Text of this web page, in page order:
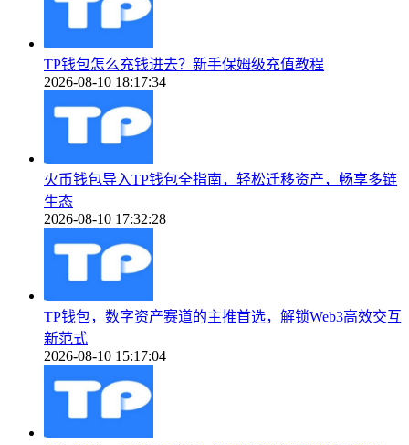
TP钱包怎么充钱进去？新手保姆级充值教程
2026-08-10 18:17:34
火币钱包导入TP钱包全指南，轻松迁移资产，畅享多链
生态
2026-08-10 17:32:28
TP钱包，数字资产赛道的主推首选，解锁Web3高效交互
新范式
2026-08-10 15:17:04